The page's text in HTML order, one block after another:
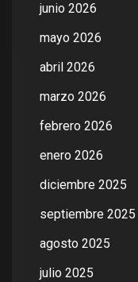
junio 2026
mayo 2026
abril 2026
marzo 2026
febrero 2026
enero 2026
diciembre 2025
septiembre 2025
agosto 2025
julio 2025